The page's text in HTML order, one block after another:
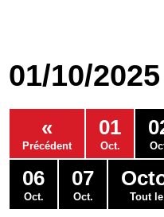
Economie
Services
Contacts
01/10/
«
Précédent
01
Oct.
06
Oct.
07
Oct. Tout